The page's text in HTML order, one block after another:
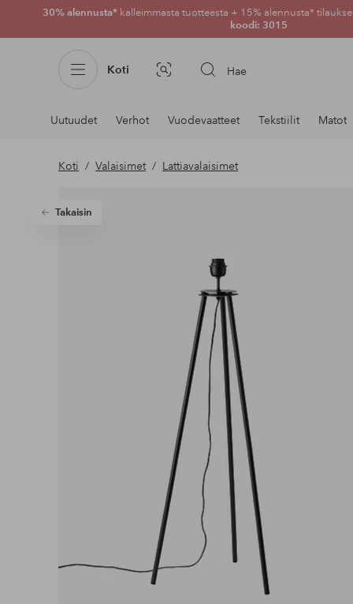
30% alennusta* kalleimmasta tuotteesta + 15% alennusta*
koodi: 3015
Koti Kuvahaku Hae
Navigointi
osastoilla
Uutuudet Verhot Vuodevaatteet Tekstiilit Matot
Koti Valaisimet Lattiavalaisimet
Takaisin